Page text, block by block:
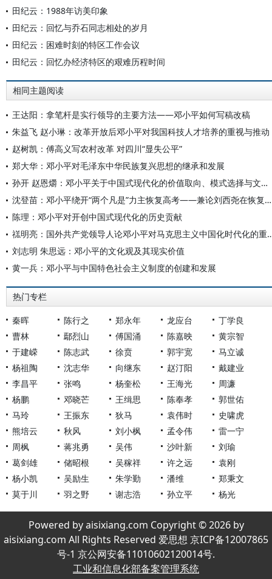
田纪云：1988年访美印象
田纪云：回忆与乔石同志相处的岁月
田纪云：困难时刻的特区工作会议
田纪云：回忆办经济特区的艰难历程时间
相同主题阅读
王达阳：拿笔杆是实行领导的主要方法——邓小平如何写稿改稿
朱益飞 赵小琳：改革开放后邓小平对我国科技人才培养的重视与推动
赵树凯：傅高义写农村改革 对四川“显失公平”
郑大华：邓小平对毛泽东中华民族复兴思想的继承和发展
孙开 赵恩爝：邓小平关于中国式现代化的价值取向、模式选择与文明诉求重要论述探析
沈登苗：邓小平绕开“两个凡是”力主恢复高考——兼论刘西尧在恢复高考中的重要作用
陈理：邓小平对开创中国式现代化的历史贡献
禚明亮：国外共产党领导人论
刘志明 朱思远：邓小平的文化观及其现实价值
黄一兵：邓小平与中国特色社会主义制度的创建和发展
热门专栏
秦晖 陈行之 郑永年 龙应台
丁学良
曹林
鄢烈山 傅国涌 陈嘉映
黄宗智
于建嵘
陈志武 徐贲 郭宇宽
马立诚
杨祖陶
沈志华 向继东 赵汀阳
戴建业
李昌平
张鸣 杨奎松 王海光
周濂
杨鹏
邓晓芒 王缉思 陈奉孝
郭世佑
马玲
王振东 狄马 袁伟时
史啸虎
熊培云
秋风 刘小枫 孟令伟
雷一宁
周枫
蒋兆勇 吴伟 沙叶新
刘瑜
葛剑雄
储昭根 吴稼祥 许之远
袁刚
杨小凯
吴励生 朱学勤 潘维
郑秉文
莫于川
羽之野 谢志浩 孙立平 杨光
Powered by aisixiang.com Copyright © 2026 by
aisixiang.com All Rights Reserved 爱思想 京ICP备12007865
号-1 京公网安备11010602120014号.
工业和信息化部备案管理系统